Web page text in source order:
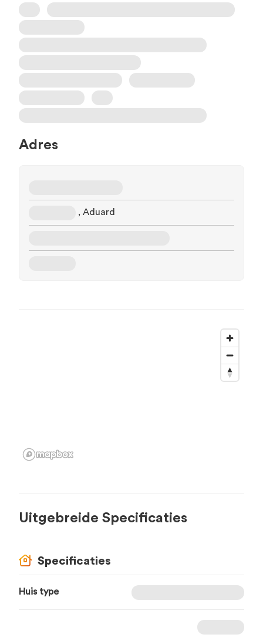
Adres
, Aduard
Uitgebreide Specificaties
Specificaties
Huis type